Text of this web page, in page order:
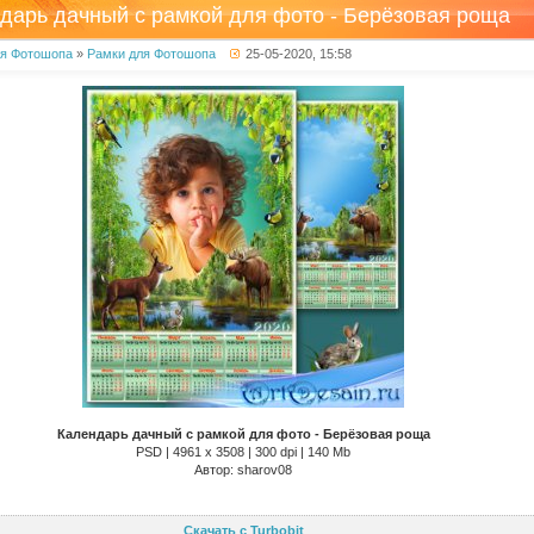
дачный с рамкой для фото - Берёзовая роща
Фотошопа » Рамки для Фотошопа 25-05-2020, 15:58
Календарь дачный с рамкой для фото - Берёзовая роща
PSD | 4961 х 3508 | 300 dpi | 140 Mb
Автор: sharov08
Скачать с Turbobit